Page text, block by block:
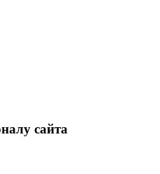
сайта